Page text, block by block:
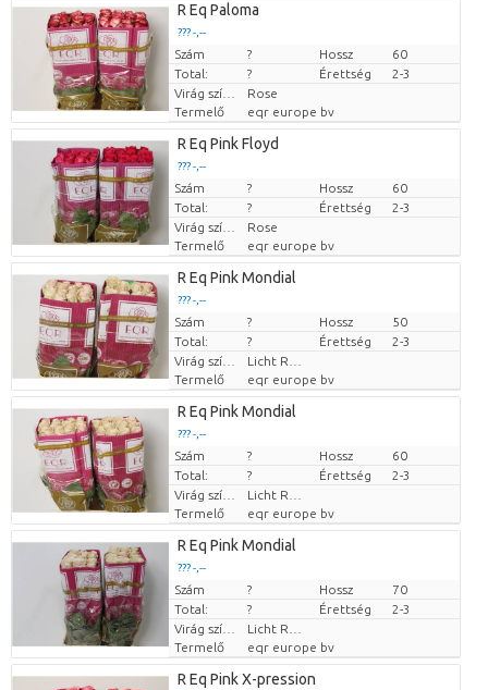
R Eq Paloma
??? -,--
Darabb ár
Szám ? Hossz
60
Total:
? Érettség
2-3
Virág színe
Rose
Termelő
eqr europe bv
R Eq Pink Floyd
??? -,--
Darabb ár
Szám ? Hossz
60
Total:
? Érettség
2-3
Virág színe
Rose
Termelő
eqr europe bv
R Eq Pink Mondial
??? -,--
Darabb ár
Szám ? Hossz
50
Total:
? Érettség
2-3
Virág színe
Termelő
eqr europe bv
R Eq Pink Mondial
??? -,--
Darabb ár
Szám ? Hossz
60
Total:
? Érettség
2-3
Virág színe
Termelő
eqr europe bv
R Eq Pink Mondial
??? -,--
Darabb ár
Szám ? Hossz
70
Total:
? Érettség
2-3
Virág színe
Termelő
eqr europe bv
R Eq Pink X-pression